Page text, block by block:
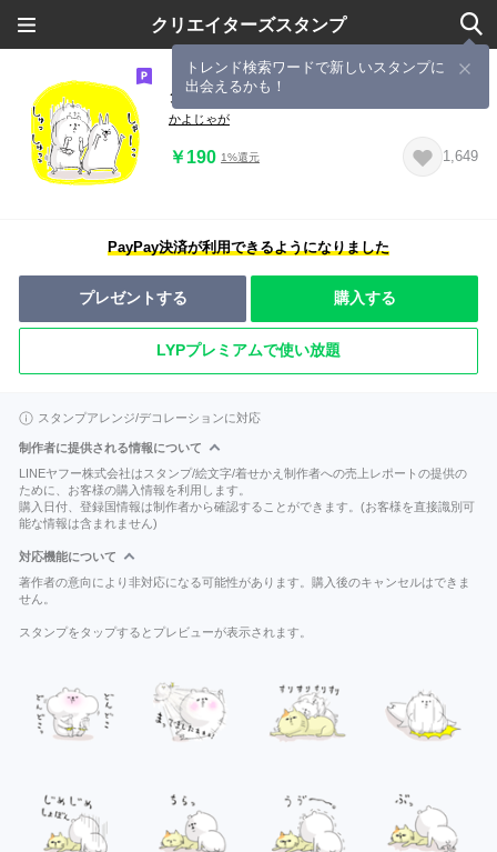
クリエイターズスタンプ
トレンド検索ワードで新しいスタンプに
出会えるかも！
クマっぽい子。４
かよじゃが
￥190 1%還元 1,649
PayPay決済が利用できるようになりました
プレゼントする 購入する
LYPプレミアムで使い放題
スタンプアレンジ/デコレーションに対応
制作者に提供される情報について
LINEヤフー株式会社はスタンプ/絵文字/着せかえ制作者への売上レポートの提供の
ために、お客様の購入情報を利用します。
購入日付、登録国情報は制作者から確認することができます。(お客様を直接識別可
能な情報は含まれません)
対応機能について
著作者の意向により非対応になる可能性があります。購入後のキャンセルはできま
せん。
スタンプをタップするとプレビューが表示されます。